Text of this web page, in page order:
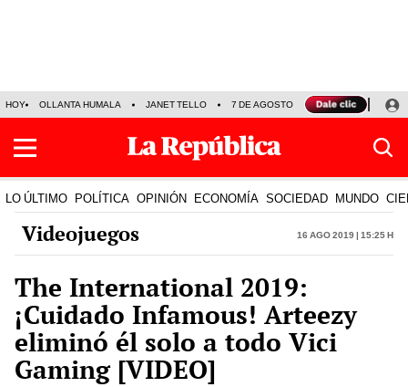
HOY OLLANTA HUMALA JANET TELLO 7 DE AGOSTO TINKA RESULTADOS
LO ÚLTIMO POLÍTICA OPINIÓN ECONOMÍA SOCIEDAD MUNDO
Videojuegos 16 Ago 2019 | 15:25 h
The International 2019:
¡Cuidado Infamous! Arteezy
eliminó él solo a todo Vici
Gaming [VIDEO]